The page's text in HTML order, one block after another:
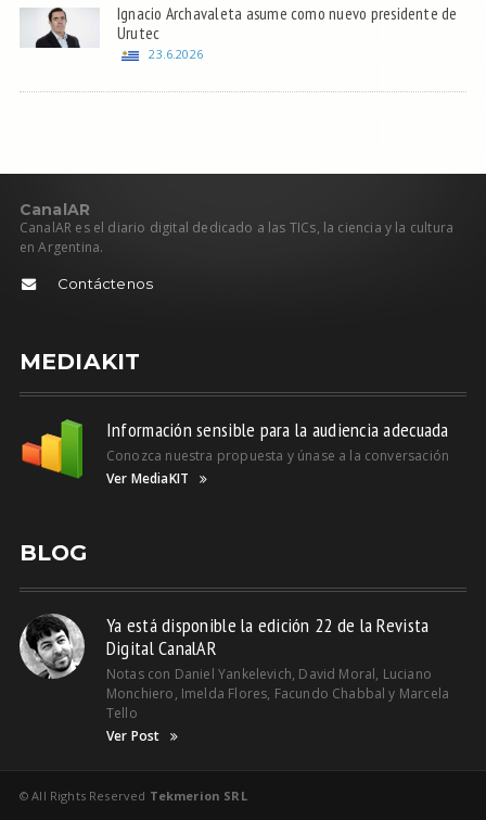
Ignacio Archavaleta asume como nuevo presidente de
Urutec
23.6.2026
CanalAR
CanalAR es el diario digital dedicado a las TICs, la ciencia y la cultura
en Argentina.
Contáctenos
MEDIAKIT
Información sensible para la audiencia adecuada
Conozca nuestra propuesta y únase a la conversación
Ver MediaKIT
BLOG
Ya está disponible la edición 22 de la Revista
Digital CanalAR
Notas con Daniel Yankelevich, David Moral, Luciano
Monchiero, Imelda Flores, Facundo Chabbal y Marcela
Tello
Ver Post
© All Rights Reserved Tekmerion SRL